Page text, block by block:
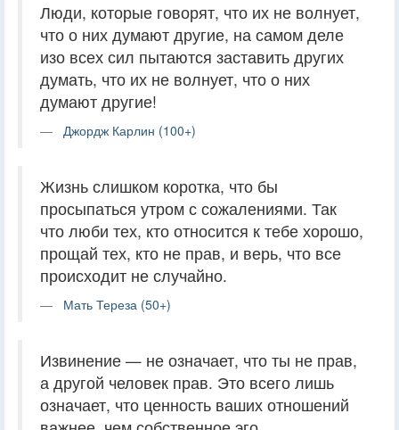
Люди, которые говорят, что их не волнует,
что о них думают другие, на самом деле
изо всех сил пытаются заставить других
думать, что их не волнует, что о них
думают другие!
Джордж Карлин (100+)
Жизнь слишком коротка, что бы
просыпаться утром с сожалениями. Так
что люби тех, кто относится к тебе хорошо,
прощай тех, кто не прав, и верь, что все
происходит не случайно.
Мать Тереза (50+)
Извинение — не означает, что ты не прав,
а другой человек прав. Это всего лишь
означает, что ценность ваших отношений